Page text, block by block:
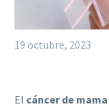
19 octubre, 2023
El cáncer de mama